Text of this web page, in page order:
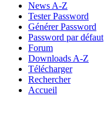
News A-Z
Tester Password
Générer Password
Password par défaut
Forum
Downloads A-Z
Télécharger
Rechercher
Accueil